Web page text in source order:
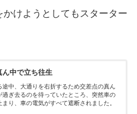
けようとしてもスターター
ん中で立ち往生
途中、大通りを右折するため交差点の真ん
過ぎ去るのを待っていたところ、突然車の
り、車の電気がすべて遮断されました。